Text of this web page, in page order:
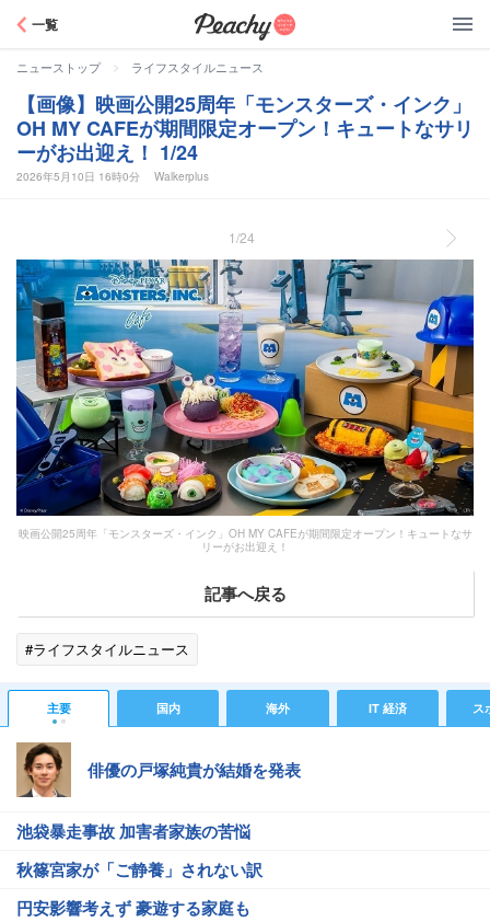
一覧
ニューストップ > ライフスタイルニュース
【画像】映画公開25周年「モンスターズ・インク」
OH MY CAFEが期間限定オープン！キュートなサリ
ーがお出迎え！ 1/24
2026年5月10日 16時0分 Walkerplus
1/24
映画公開25周年「モンスターズ・インク」OH MY CAFEが期間限定オープン！キュートなサ
リーがお出迎え！
記事へ戻る
#ライフスタイルニュース
主要 国内 海外 IT 経済 ス
俳優の戸塚純貴が結婚を発表
池袋暴走事故 加害者家族の苦悩
秋篠宮家が「ご静養」されない訳
円安影響考えず 豪遊する家庭も